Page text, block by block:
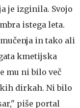
je izginila. Svojo
istega leta.
in tako ali
kmetijska
mu ni bilo več
dirkah. Ni bilo
piše portal